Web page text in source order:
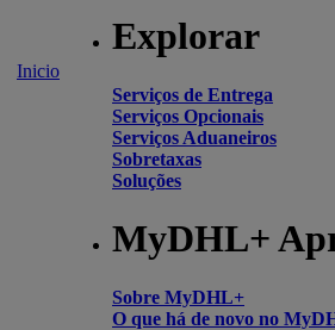
Inicio
Explorar
Serviços de Entrega
Serviços Opcionais
Serviços Aduaneiros
Sobretaxas
Soluções
MyDHL+
Sobre MyDHL+
O que há de novo no